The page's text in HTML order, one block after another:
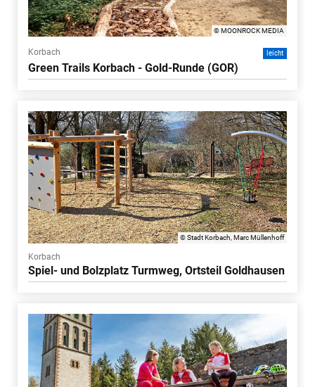
© MOONROCK MEDIA
Korbach leicht
Green Trails Korbach - Gold-Runde (GOR)
© Stadt Korbach, Marc Müllenhoff
Korbach
Spiel- und Bolzplatz Turmweg, Ortsteil Goldhausen